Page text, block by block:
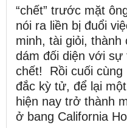
“chết” trước mặt
nói ra liền bị đuổi
minh, tài giỏi, thành
dám đối diện với
chết! Rồi cuối cùng
đắc kỳ tử, để lại
hiện nay trở thành
ở bang California